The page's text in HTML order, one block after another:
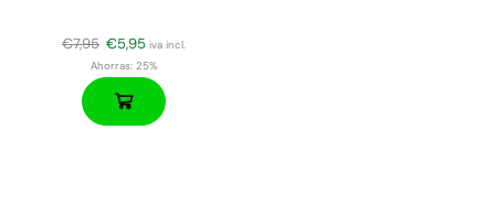
€7,95 €5,95 iva incl.
Ahorras:25%